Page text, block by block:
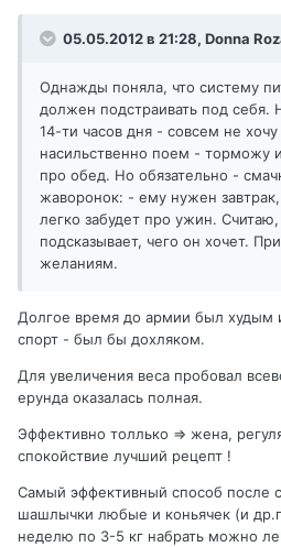
05.05.2012 в 21:28, Donna
Однажды поняла, что систему
должен подстраивать под себя.
14-ти часов дня - совсем не хочу
насильственно поем - торможу
про обед. Но обязательно -
жаворонок: - ему нужен
легко забудет про ужин.
подсказывает, чего он хочет.
желаниям.
Долгое время до армии был худым
спорт - был бы дохляком.
Для увеличения веса пробовал
ерунда оказалась полная.
Эффективно толлько => жена,
спокойствие лучший рецепт !
Самый эффективный способ после
шашлычки любые и коньячек (и
неделю по 3-5 кг набрать можно